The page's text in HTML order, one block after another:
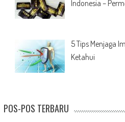
Indonesia –
5 Tips Menjaga
Ketahui
POS-POS TERBARU